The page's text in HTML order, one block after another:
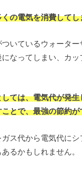
の電気を消費してし
いているウォータ
なってしまい、カ
ては、電気代が発
とで、最強の節約が
ス代から電気代に
るかもしれません。